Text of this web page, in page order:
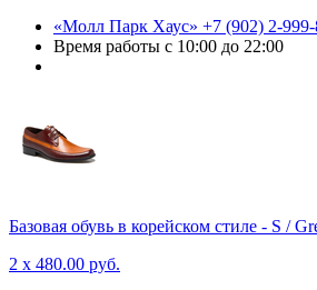
«Молл Парк Хаус» +7 (902) 2-
Время работы с 10:00 до 22:00
Базовая обувь в корейском стиле - S /
2 x 480.00 руб.